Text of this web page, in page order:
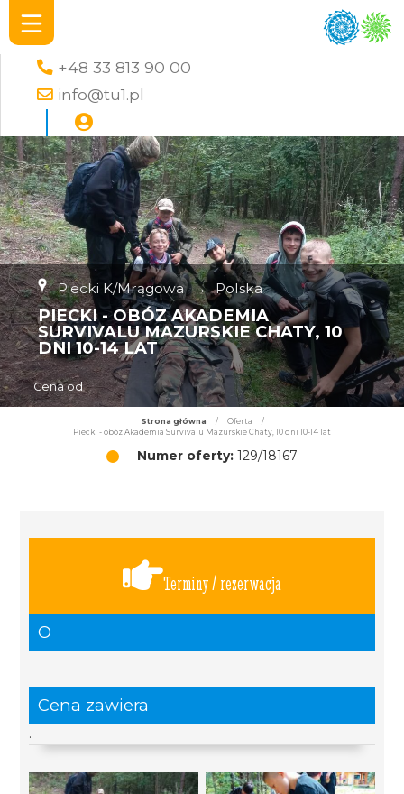
+48 33 813 90 00
info@tu1.pl
Piecki K/Mrągowa → Polska
PIECKI - OBÓZ AKADEMIA
SURVIVALU MAZURSKIE CHATY, 10
DNI 10-14 LAT
Cena od
Strona główna / Oferta
/
Piecki - obóz Akademia Survivalu Mazurskie Chaty, 10 dni 10-14 lat
Numer oferty: 129/18167
Terminy / rezerwacja
O
Cena zawiera
.